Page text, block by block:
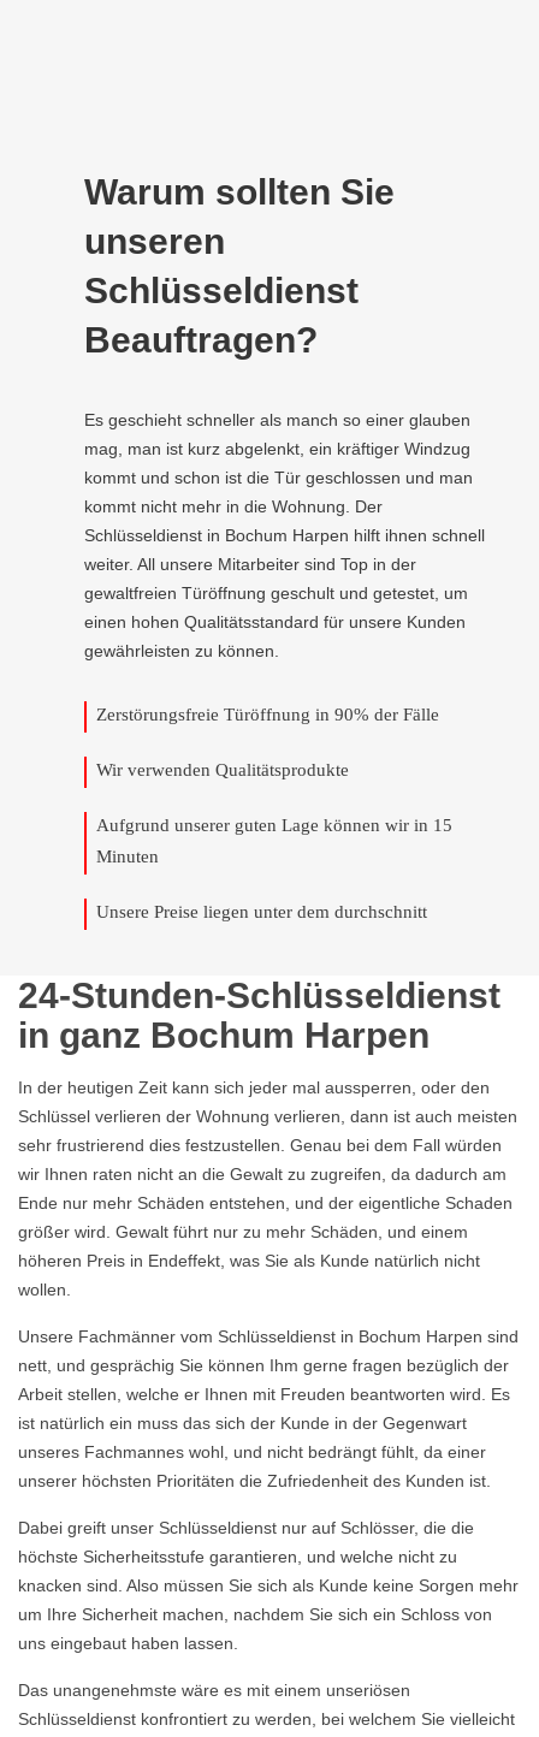
Warum sollten Sie
unseren
Schlüsseldienst
Beauftragen?
Es geschieht schneller als manch so einer glauben
mag, man ist kurz abgelenkt, ein kräftiger Windzug
kommt und schon ist die Tür geschlossen und man
kommt nicht mehr in die Wohnung. Der
Schlüsseldienst in Bochum Harpen hilft ihnen schnell
weiter. All unsere Mitarbeiter sind Top in der
gewaltfreien Türöffnung geschult und getestet, um
einen hohen Qualitätsstandard für unsere Kunden
gewährleisten zu können.
Zerstörungsfreie Türöffnung in 90% der Fälle
Wir verwenden Qualitätsprodukte
Aufgrund unserer guten Lage können wir in 15
Minuten
Unsere Preise liegen unter dem durchschnitt
24-Stunden-Schlüsseldienst
in ganz Bochum Harpen
In der heutigen Zeit kann sich jeder mal aussperren, oder den
Schlüssel verlieren der Wohnung verlieren, dann ist auch meisten
sehr frustrierend dies festzustellen. Genau bei dem Fall würden
wir Ihnen raten nicht an die Gewalt zu zugreifen, da dadurch am
Ende nur mehr Schäden entstehen, und der eigentliche Schaden
größer wird. Gewalt führt nur zu mehr Schäden, und einem
höheren Preis in Endeffekt, was Sie als Kunde natürlich nicht
wollen.
Unsere Fachmänner vom Schlüsseldienst in Bochum Harpen sind
nett, und gesprächig Sie können Ihm gerne fragen bezüglich der
Arbeit stellen, welche er Ihnen mit Freuden beantworten wird. Es
ist natürlich ein muss das sich der Kunde in der Gegenwart
unseres Fachmannes wohl, und nicht bedrängt fühlt, da einer
unserer höchsten Prioritäten die Zufriedenheit des Kunden ist.
Dabei greift unser Schlüsseldienst nur auf Schlösser, die die
höchste Sicherheitsstufe garantieren, und welche nicht zu
knacken sind. Also müssen Sie sich als Kunde keine Sorgen mehr
um Ihre Sicherheit machen, nachdem Sie sich ein Schloss von
uns eingebaut haben lassen.
Das unangenehmste wäre es mit einem unseriösen
Schlüsseldienst konfrontiert zu werden, bei welchem Sie vielleicht